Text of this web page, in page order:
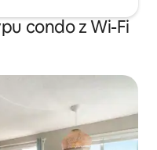
condo z Wi-Fi